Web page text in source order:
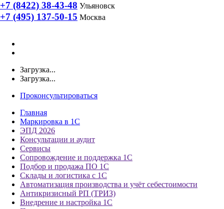
+7 (8422) 38-43-48 Ульяновск
+7 (495) 137-50-15 Москва
Загрузка...
Загрузка...
Проконсультироваться
Главная
Маркировка в 1С
ЭПД 2026
Консультации и аудит
Сервисы
Сопровождение и поддержка 1С
Подбор и продажа ПО 1С
Склады и логистика с 1С
Автоматизация производства и учёт себестоимости
Антикризисный РП (ТРИЗ)
Внедрение и настройка 1С